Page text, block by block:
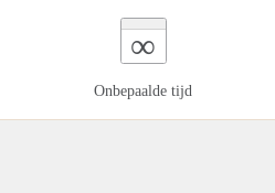
∞
Onbepaalde tijd